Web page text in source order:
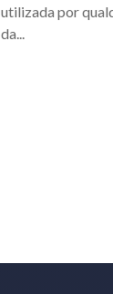
utilizada por
da...